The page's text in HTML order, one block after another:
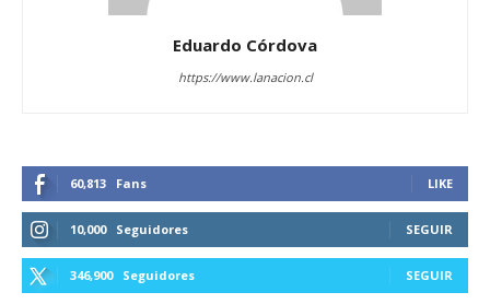
Eduardo Córdova
https://www.lanacion.cl
60,813 Fans LIKE
10,000 Seguidores SEGUIR
346,900 Seguidores SEGUIR